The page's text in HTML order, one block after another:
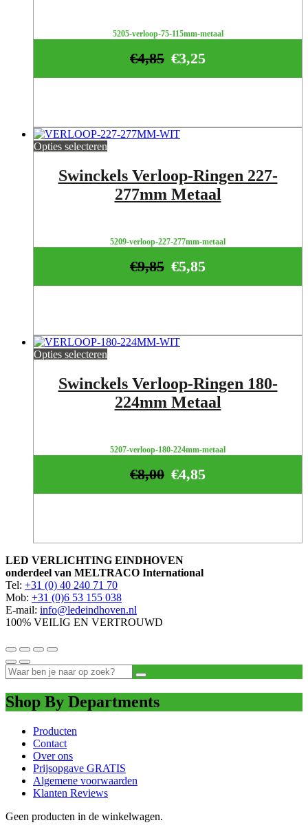
5205-verloop-75-115mm-metaal
€3,25
€4,85
Opties selecteren
Swinckels Verloop-Ringen 227-
277mm Metaal
5209-verloop-227-277mm-metaal
€5,85
€9,85
Opties selecteren
Swinckels Verloop-Ringen 180-
224mm Metaal
5207-verloop-180-224mm-metaal
€4,85
€8,00
LED VERLICHTING EINDHOVEN
onderdeel van MELTRACO International
Tel: +31 (0) 40 240 71 70
Mob: +31 (0)6 53 155 038
E-mail: info@ledeindhoven.nl
100% VEILIG EN VERTROUWD
Shop By Departments
Producten
Contact
Over ons
Prijsopgave GRATIS
Algemene voorwaarden
Klanten Reviews
Geen producten in de winkelwagen.